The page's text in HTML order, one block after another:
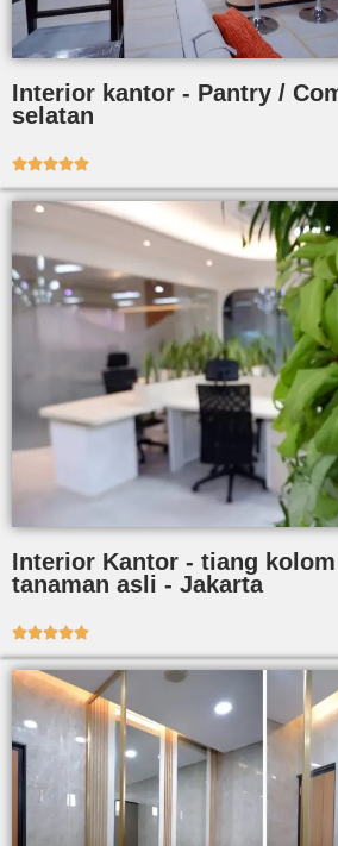
Interior kantor - Pantry /
selatan

Interior Kantor - tiang kolom
tanaman asli - Jakarta
